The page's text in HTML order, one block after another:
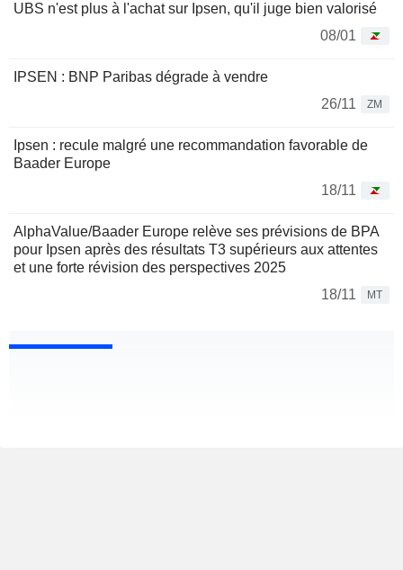
UBS n'est plus à l'achat sur Ipsen, qu'il juge bien valorisé
08/01
IPSEN : BNP Paribas dégrade à vendre
26/11
ZM
Ipsen : recule malgré une recommandation favorable de
Baader Europe
18/11
AlphaValue/Baader Europe relève ses prévisions de BPA
pour Ipsen après des résultats T3 supérieurs aux attentes
et une forte révision des perspectives 2025
18/11
MT